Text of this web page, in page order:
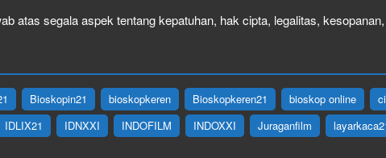
atas segala aspek tentang kepatuhan, hak cipta, legalitas,
Bioskopin21 bioskopkeren Bioskopkeren21 bioskop online
IDLIX21 IDNXXI INDOFILM INDOXXI Juraganfilm